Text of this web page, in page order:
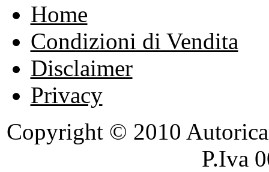
Home
Condizioni di Vendita
Disclaimer
Privacy
Copyright © 2010
P.Iva